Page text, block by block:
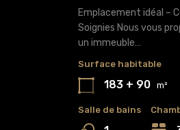
Emplacement idéal –
Soignies Nous vous
un immeuble…
Surface habitable
183 + 90 m²
Salle de bains